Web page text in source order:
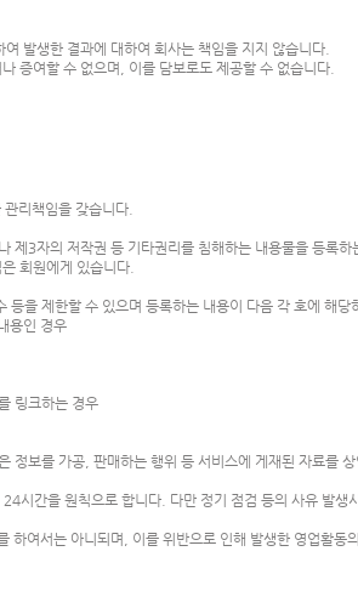
발생한 결과에 대하여 회사는 책임을 지지 않습니다.
증여할 수 없으며, 이를 담보로도 제공할 수 없습니다.
리책임을 갖습니다.
3자의 저작권 등 기타권리를 침해하는 내용물을 등록하
회원에게 있습니다.
을 제한할 수 있으며 등록하는 내용이 다음 각 호에 해당
용인 경우
링크하는 경우
정보를 가공, 판매하는 행위 등 서비스에 게재된 자료를
시간을 원칙으로 합니다. 다만 정기 점검 등의 사유 발생
여서는 아니되며, 이를 위반으로 인해 발생한 영업활동